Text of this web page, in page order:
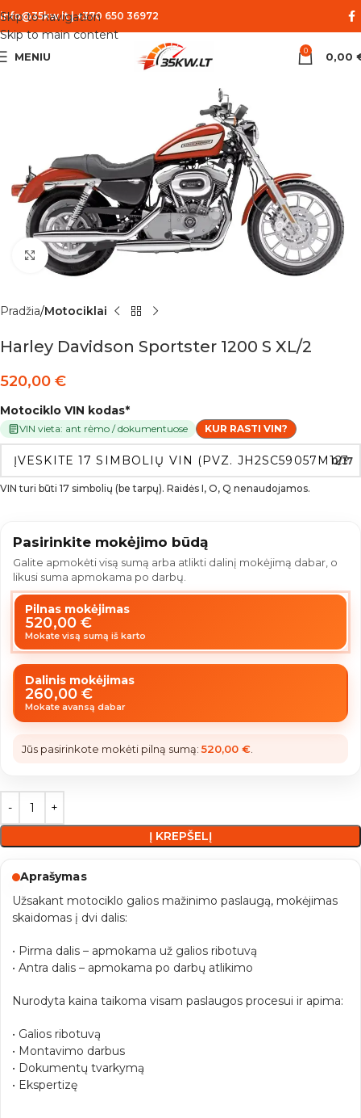
Skip to navigation
Skip to main content
info@35kw.lt|+370 650 36972
MENIU 0 0,00
Spustelėkite norėdami padidinti
Pradžia Motociklai
Harley Davidson Sportster 1200 S XL/2
520,00 €
Motociklo VIN kodas*
VIN vieta: ant rėmo / dokumentuose KUR RASTI VIN?
0/17
VIN turi būti 17 simbolių (be tarpų). Raidės I, O, Q nenaudojamos.
Pasirinkite mokėjimo būdą
Galite apmokėti visą sumą arba atlikti dalinį mokėjimą dabar, o
likusi suma apmokama po darbų.
Pilnas mokėjimas
520,00€
Mokate visą sumą iš karto
Dalinis mokėjimas
260,00€
Mokate avansą dabar
Jūs pasirinkote mokėti pilną sumą: 520,00 €.
Į KREPŠELĮ
Aprašymas
Užsakant motociklo galios mažinimo paslaugą, mokėjimas
skaidomas į dvi dalis:
• Pirma dalis – apmokama už galios ribotuvą
• Antra dalis – apmokama po darbų atlikimo
Nurodyta kaina taikoma visam paslaugos procesui ir apima:
• Galios ribotuvą
• Montavimo darbus
• Dokumentų tvarkymą
• Ekspertizę